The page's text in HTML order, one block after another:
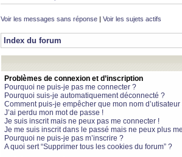
Voir les messages sans réponse | Voir les sujets actifs
Index du forum
Problèmes de connexion et d’inscription
Pourquoi ne puis-je pas me connecter ?
Pourquoi suis-je automatiquement déconnecté ?
Comment puis-je empêcher que mon nom
J’ai perdu mon mot de passe !
Je suis inscrit mais ne peux pas me connecter !
Je me suis inscrit dans le passé mais ne peux plus
Pourquoi ne puis-je pas m’inscrire ?
A quoi sert “Supprimer tous les cookies du forum” ?